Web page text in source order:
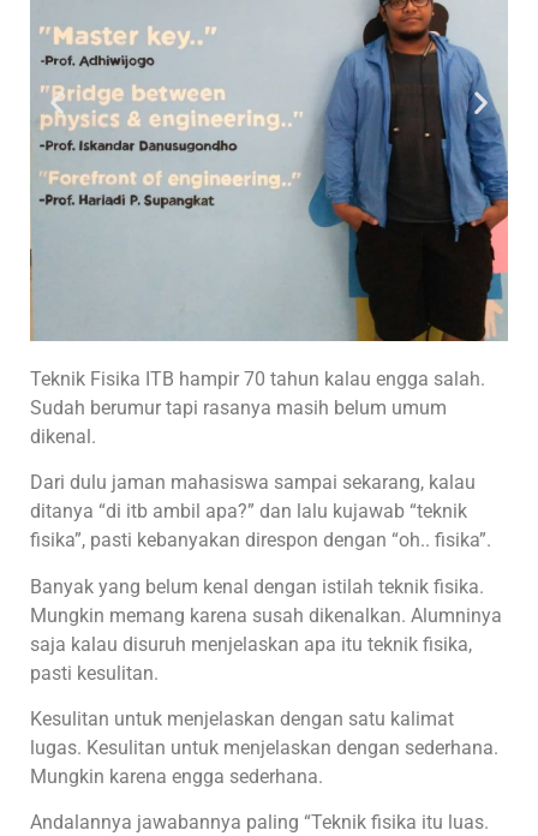
Teknik Fisika ITB hampir 70 tahun kalau engga salah.
Sudah berumur tapi rasanya masih belum umum
dikenal.
Dari dulu jaman mahasiswa sampai sekarang, kalau
ditanya “di itb ambil apa?” dan lalu kujawab “teknik
fisika”, pasti kebanyakan direspon dengan “oh.. fisika”.
Banyak yang belum kenal dengan istilah teknik fisika.
Mungkin memang karena susah dikenalkan. Alumninya
saja kalau disuruh menjelaskan apa itu teknik fisika,
pasti kesulitan.
Kesulitan untuk menjelaskan dengan satu kalimat
lugas. Kesulitan untuk menjelaskan dengan sederhana.
Mungkin karena engga sederhana.
Andalannya jawabannya paling “Teknik fisika itu luas.